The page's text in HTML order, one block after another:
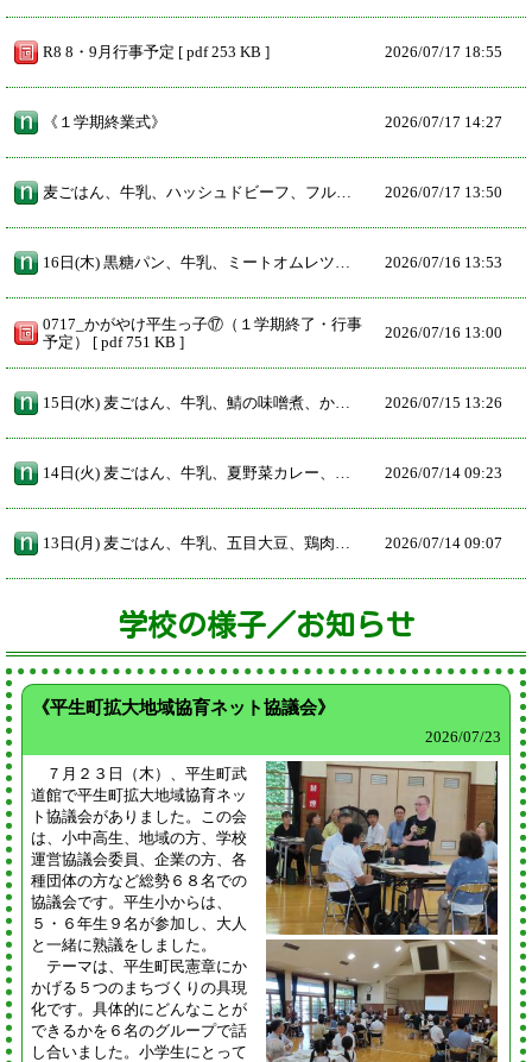
R8 8・9月行事予定 [ pdf 253 KB ] 2026/07/17 18:55
《１学期終業式》 2026/07/17 14:27
2026/07/17 13:50
2026/07/16 13:53
0717_かがやけ平生っ子⑰（１学期終了・行事
予定） [ pdf 751 KB ]
2026/07/16 13:00
2026/07/15 13:26
2026/07/14 09:23
2026/07/14 09:07
学校の様子／お知らせ
《平生町拡大地域協育ネット協議会》
2026/07/23
７月２３日（木）、平生町武
道館で平生町拡大地域協育ネッ
ト協議会がありました。この会
は、小中高生、地域の方、学校
運営協議会委員、企業の方、各
種団体の方など総勢６８名での
協議会です。平生小からは、
５・６年生９名が参加し、大人
と一緒に熟議をしました。
テーマは、平生町民憲章にか
かげる５つのまちづくりの具現
化です。具体的にどんなことが
できるかを６名のグループで話
し合いました。小学生にとって